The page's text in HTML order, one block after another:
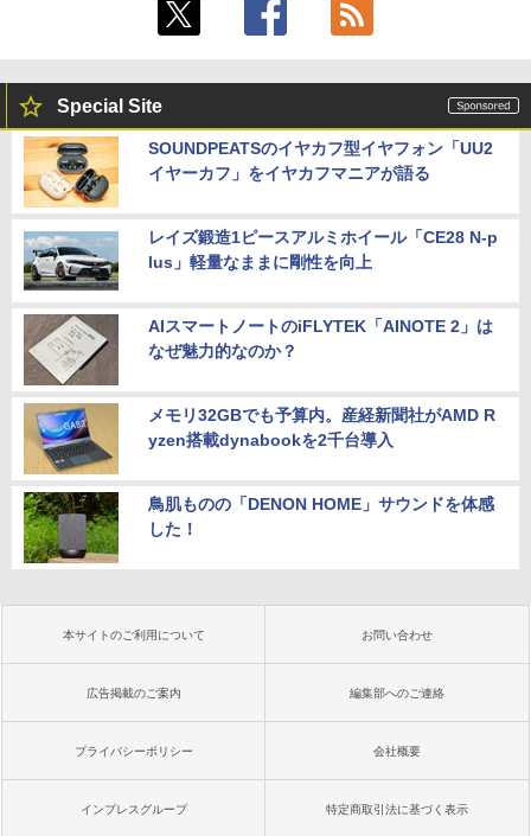
Special Site
SOUNDPEATSのイヤカフ型イヤフォン「UU2
イヤーカフ」をイヤカフマニアが語る
レイズ鍛造1ピースアルミホイール「CE28 N-p
lus」軽量なままに剛性を向上
AIスマートノートのiFLYTEK「AINOTE 2」は
なぜ魅力的なのか？
メモリ32GBでも予算内。産経新聞社がAMD R
yzen搭載dynabookを2千台導入
鳥肌ものの「DENON HOME」サウンドを体感
した！
本サイトのご利用について お問い合わせ
広告掲載のご案内 編集部へのご連絡
プライバシーポリシー 会社概要
インプレスグループ 特定商取引法に基づく表示